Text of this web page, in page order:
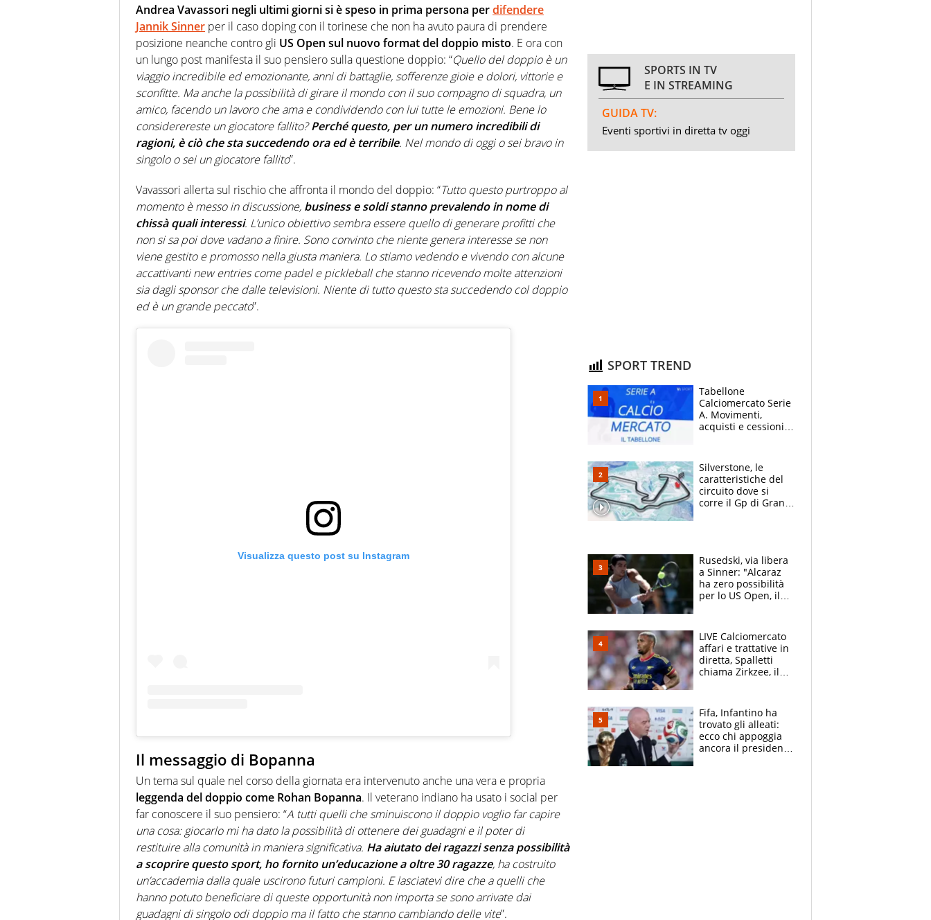
Andrea Vavassori negli ultimi giorni si è speso in prima persona perdifendere
Jannik Sinner per il caso doping con il torinese che non ha avuto paura di prendere
posizione neanche contro gli US Open sul nuovo format del doppio misto. E ora con
un lungo post manifesta il suo pensiero sulla questione doppio: “Quello del doppio è un
viaggio incredibile ed emozionante, anni di battaglie, sofferenze gioie e dolori, vittorie e
sconfitte. Ma anche la possibilità di girare il mondo con il suo compagno di squadra, un
amico, facendo un lavoro che ama e condividendo con lui tutte le emozioni. Bene lo
considerereste un giocatore fallito?Perché questo, per un numero incredibili di
ragioni, è ciò che sta succedendo ora ed è terribile. Nel mondo di oggi o sei bravo in
singolo o sei un giocatore fallito”.
Vavassori allerta sul rischio che affronta il mondo del doppio: “Tutto questo purtroppo al
momento è messo in discussione, business e soldi stanno prevalendo in nome di
chissà quali interessi. L’unico obiettivo sembra essere quello di generare profitti che
non si sa poi dove vadano a finire. Sono convinto che niente genera interesse se non
viene gestito e promosso nella giusta maniera. Lo stiamo vedendo e vivendo con alcune
accattivanti new entries come padel e pickleball che stanno ricevendo molte attenzioni
sia dagli sponsor che dalle televisioni. Niente di tutto questo sta succedendo col doppio
ed è un grande peccato”.
Visualizza questo post su Instagram
Il messaggio di Bopanna
Un tema sul quale nel corso della giornata era intervenuto anche una vera e propria
leggenda del doppio come Rohan Bopanna. Il veterano indiano ha usato i social per
far conoscere il suo pensiero: “A tutti quelli che sminuiscono il doppio voglio far capire
una cosa: giocarlo mi ha dato la possibilità di ottenere dei guadagni e il poter di
restituire alla comunità in maniera significativa. Ha aiutato dei ragazzi senza possibilità
a scoprire questo sport, ho fornito un’educazione a oltre 30 ragazze, ha costruito
un’accademia dalla quale uscirono futuri campioni. E lasciatevi dire che a quelli che
hanno potuto beneficiare di queste opportunità non importa se sono arrivate dai
guadagni di singolo odi doppio ma il fatto che stanno cambiando delle vite”.
SPORTS IN TV
E IN STREAMING
GUIDA TV:
Eventi sportivi in diretta tv oggi
SPORT TREND
Tabellone
Calciomercato Serie
A. Movimenti,
acquisti e cessioni:
Silverstone, le
caratteristiche del
circuito dove si
corre il Gp di Gran
Rusedski, via libera
a Sinner: "Alcaraz
ha zero possibilità
per lo US Open, il
LIVE Calciomercato
affari e trattative in
diretta, Spalletti
chiama Zirkzee, il
Diaz
Fifa, Infantino ha
trovato gli alleati:
ecco chi appoggia
ancora il presidente